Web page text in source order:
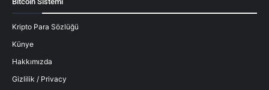
Kripto Para Sözlüğü
Künye
Hakkımızda
Gizlilik / Privacy